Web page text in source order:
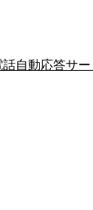
自動応答サ